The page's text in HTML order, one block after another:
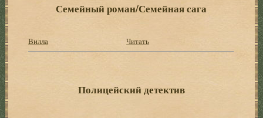
Семейный роман/Семейная сага
Вилла Читать
Полицейский детектив